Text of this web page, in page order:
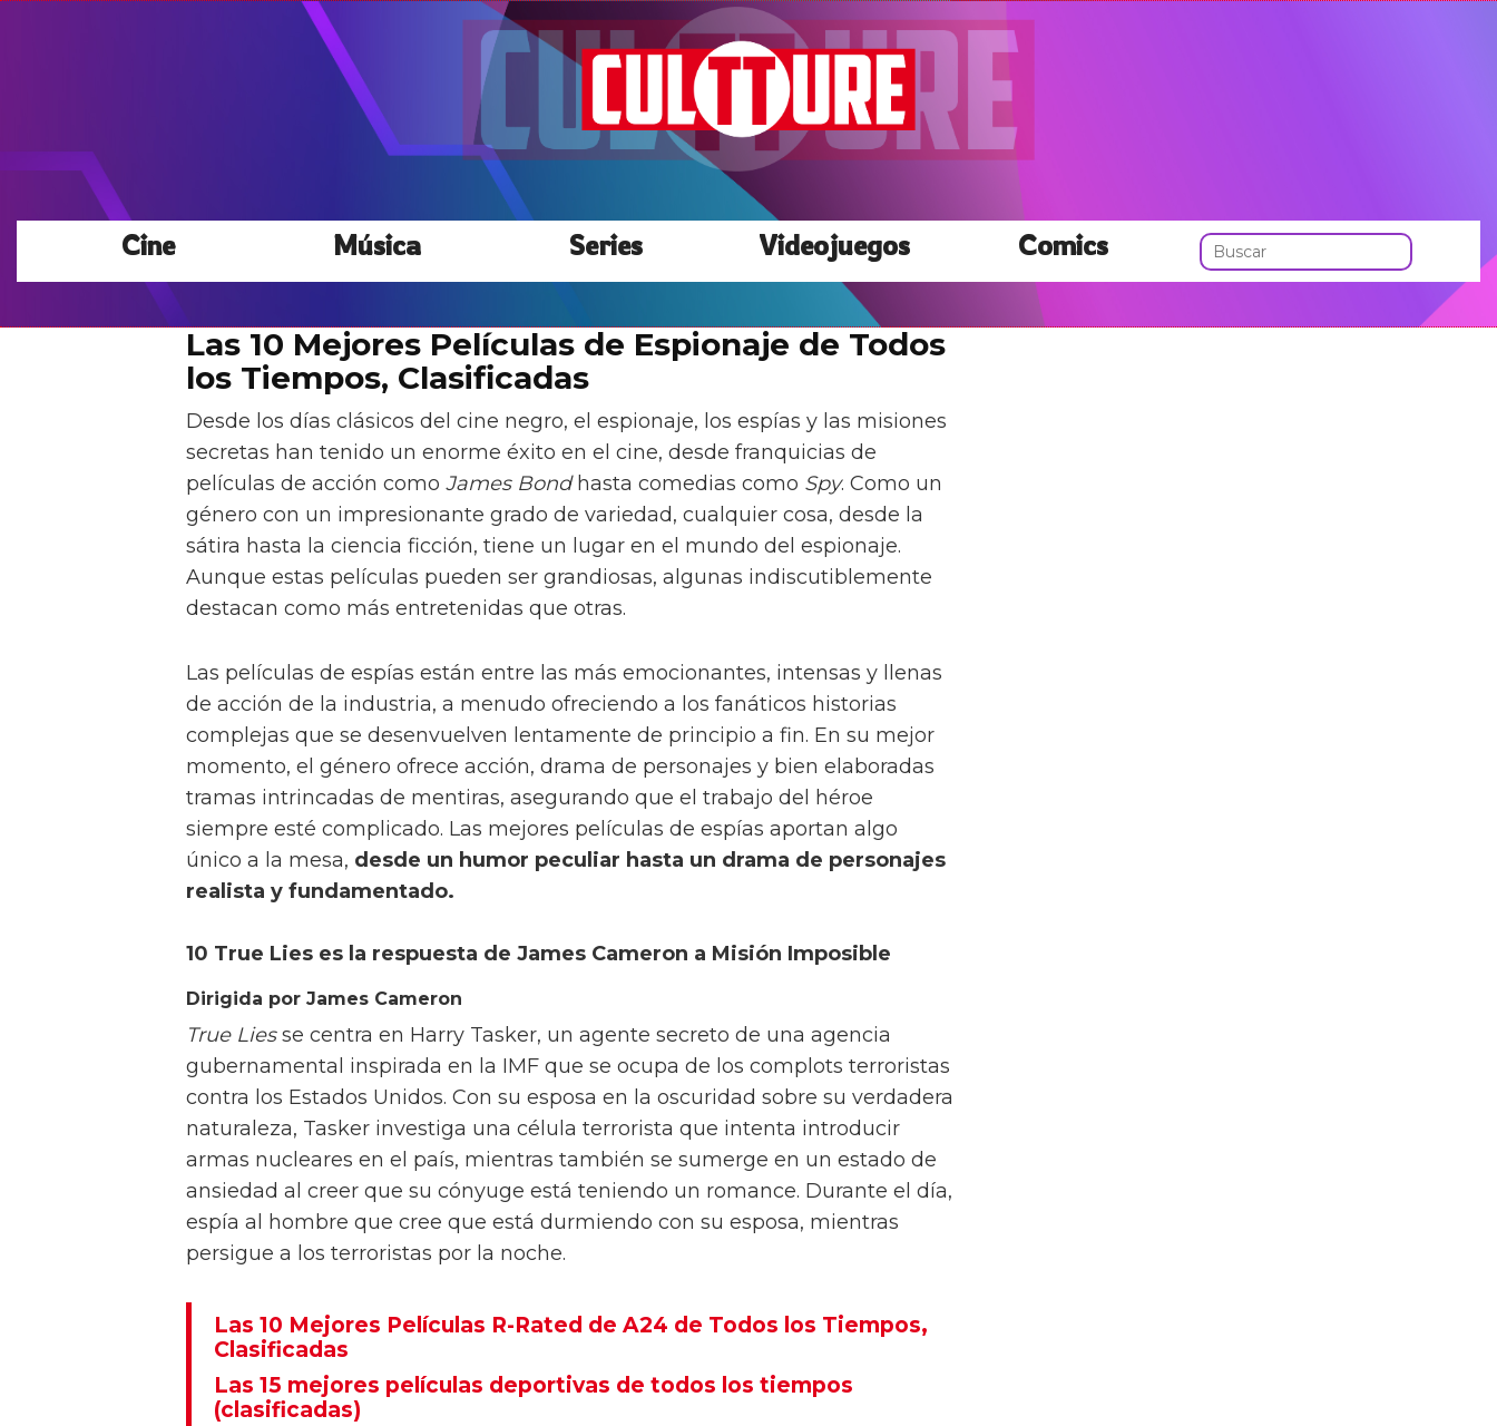
Cine Música Series Videojuegos Comics
Las 10 Mejores Películas de Espionaje de Todos
los Tiempos, Clasificadas
Desde los días clásicos del cine negro, el espionaje, los espías y las misiones
secretas han tenido un enorme éxito en el cine, desde franquicias de
películas de acción como James Bondhasta comedias como Spy. Como un
género con un impresionante grado de variedad, cualquier cosa, desde la
sátira hasta la ciencia ficción, tiene un lugar en el mundo del espionaje.
Aunque estas películas pueden ser grandiosas, algunas indiscutiblemente
destacan como más entretenidas que otras.
Las películas de espías están entre las más emocionantes, intensas y llenas
de acción de la industria, a menudo ofreciendo a los fanáticos historias
complejas que se desenvuelven lentamente de principio a fin. En su mejor
momento, el género ofrece acción, drama de personajes y bien elaboradas
tramas intrincadas de mentiras, asegurando que el trabajo del héroe
siempre esté complicado. Las mejores películas de espías aportan algo
único a la mesa, desde un humor peculiar hasta un drama de personajes
realista y fundamentado.
10 True Lies es la respuesta de James Cameron a Misión Imposible
Dirigida por James Cameron
True Liesse centra en Harry Tasker, un agente secreto de una agencia
gubernamental inspirada en la IMF que se ocupa de los complots terroristas
contra los Estados Unidos. Con su esposa en la oscuridad sobre su verdadera
naturaleza, Tasker investiga una célula terrorista que intenta introducir
armas nucleares en el país, mientras también se sumerge en un estado de
ansiedad al creer que su cónyuge está teniendo un romance. Durante el día,
espía al hombre que cree que está durmiendo con su esposa, mientras
persigue a los terroristas por la noche.
Las 10 Mejores Películas R-Rated de A24 de Todos los Tiempos,
Clasificadas
Las 15 mejores películas deportivas de todos los tiempos
(clasificadas)